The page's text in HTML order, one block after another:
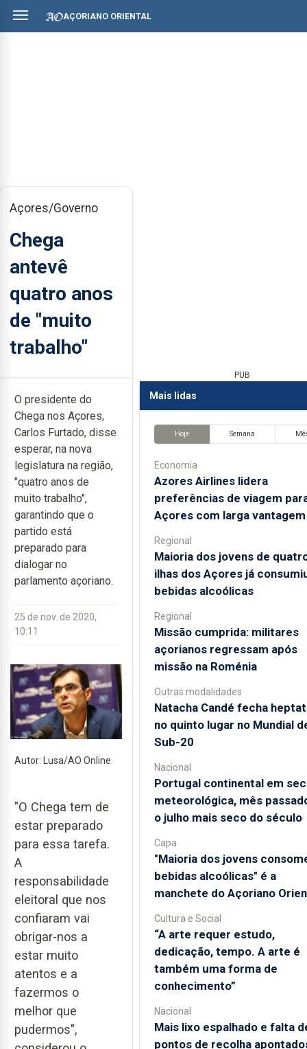
AÇORIANO ORIENTAL
Açores/Governo
Chega
antevê
quatro anos
de "muito
trabalho"
O presidente do
Chega nos Açores,
Carlos Furtado, disse
esperar, na nova
legislatura na região,
"quatro anos de
muito trabalho",
garantindo que o
partido está
preparado para
dialogar no
parlamento açoriano.
25 de nov. de 2020,
10:11
Autor: Lusa/AO Online
"O Chega tem de
estar preparado
para essa tarefa.
A
responsabilidade
eleitoral que nos
confiaram vai
obrigar-nos a
estar muito
atentos e a
fazermos o
melhor que
pudermos",
PUB
Mais lidas
Hoje Semana
Economia
Azores Airlines lidera
preferências de viagem
Açores com larga vantagem
Regional
Maioria dos jovens de
ilhas dos Açores já
bebidas alcoólicas
Regional
Missão cumprida: militares
açorianos regressam após
missão na Roménia
Outras modalidades
Natacha Candé fecha
no quinto lugar no Mundial
Sub-20
Nacional
Portugal continental em
meteorológica, mês
o julho mais seco do século
Capa
"Maioria dos jovens
bebidas alcoólicas" é a
manchete do Açoriano
Cultura e Social
“A arte requer estudo,
dedicação, tempo. A arte é
também uma forma de
conhecimento”
Nacional
Mais lixo espalhado e falta
pontos de recolha